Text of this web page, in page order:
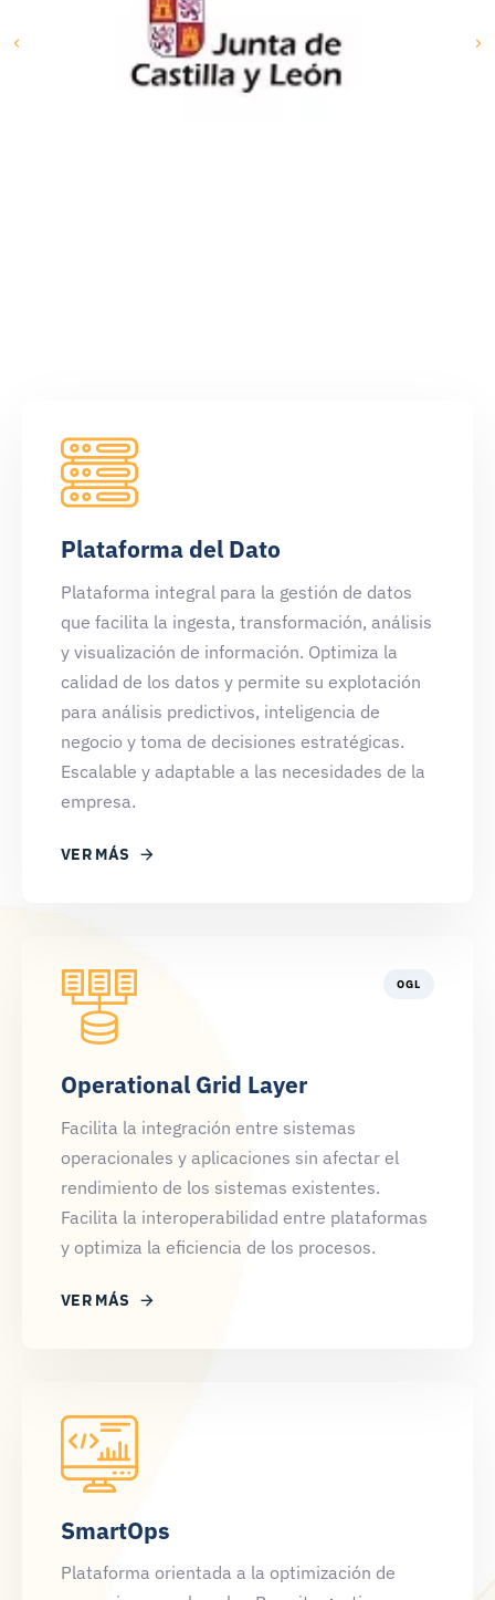
OGL
Operational Grid Layer
Facilita la integración entre sistemas
operacionales y aplicaciones sin afectar el
rendimiento de los sistemas existentes.
Facilita la interoperabilidad entre plataformas
y optimiza la eficiencia de los procesos.
VER MÁS
SmartOps
Plataforma orientada a la optimización de
Plataforma del Dato
Plataforma integral para la gestión de datos
que facilita la ingesta, transformación, análisis
y visualización de información. Optimiza la
calidad de los datos y permite su explotación
para análisis predictivos, inteligencia de
negocio y toma de decisiones estratégicas.
Escalable y adaptable a las necesidades de la
empresa.
VER MÁS